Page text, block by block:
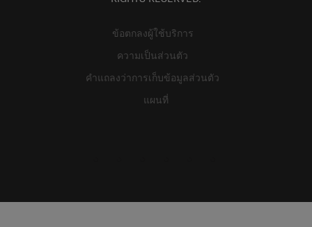
ข้อตกลงผู้ใช้บริการ
ความเป็นส่วนตัว
คำแถลงว่าการเก็บข้อมูลส่วนตัว
แผนที่